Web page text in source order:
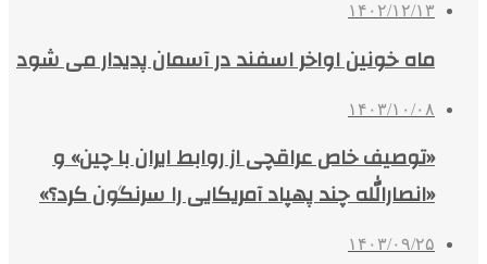
۱۴۰۲/۱۲/۱۳
ماه خونین اواخر اسفند در آسمان پدیدار می شود
۱۴۰۳/۱۰/۰۸
«توصیف خاص عراقچی از روابط ایران با چین» و
«انصارالله چند پهپاد آمریکایی را سرنگون کرد؟»
۱۴۰۳/۰۹/۲۵